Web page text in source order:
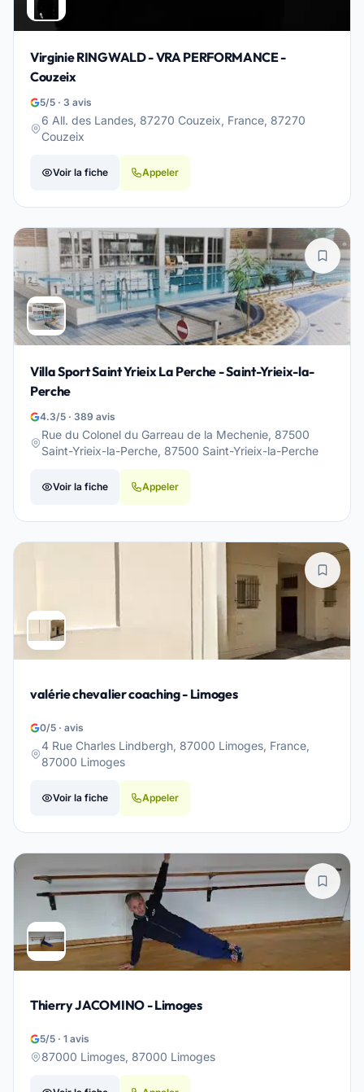
Virginie RINGWALD - VRA PERFORMANCE -
Couzeix
5/5 · 3 avis
6 All. des Landes, 87270 Couzeix, France, 87270
Couzeix
Voir la fiche Appeler
Villa Sport Saint Yrieix La Perche - Saint-Yrieix-la-
Perche
4.3/5 · 389 avis
Rue du Colonel du Garreau de la Mechenie, 87500
Saint-Yrieix-la-Perche, 87500 Saint-Yrieix-la-Perche
Voir la fiche Appeler
valérie chevalier coaching - Limoges
0/5 · avis
4 Rue Charles Lindbergh, 87000 Limoges, France,
87000 Limoges
Voir la fiche Appeler
Thierry JACOMINO - Limoges
5/5 · 1 avis
87000 Limoges, 87000 Limoges